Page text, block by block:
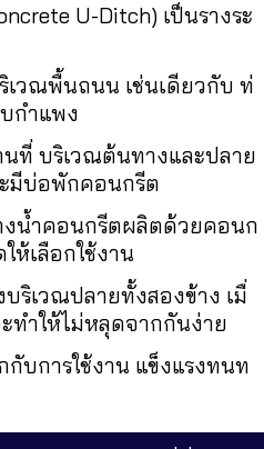
U-Ditch) เป็นรางระ
เวณพื้นถนน เช่นเดียวกับ ท่
กำแพง
นที่ บริเวณต้นทางและปลาย
มีบ่อพักคอนกรีต
งน้ำคอนกรีตผลิตด้วยคอนก
ห้เลือกใช้งาน
ริเวณปลายทั้งสองข้าง เมื่
ทำให้ไม่หลุดจากกันง่าย
กับการใช้งาน แข็งแรงทนท